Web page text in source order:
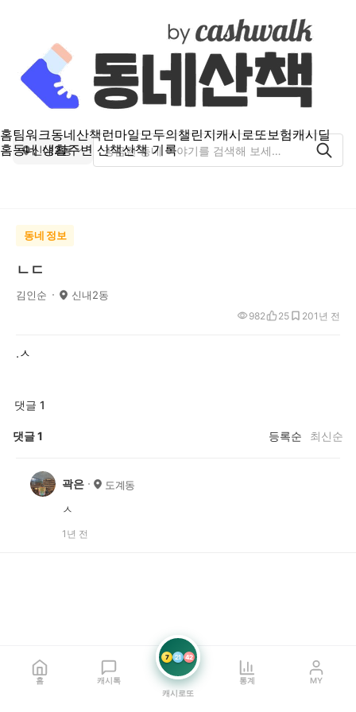
홈팀워크동네산책런마일모두의챌린지캐시로또보험캐시딜
홈동네 생활주변 산책산책 기록
신내2동
동네 정보
ㄴㄷ
김인순 신내2동
1년 전
982 25 20
.ㅅ
댓글 1
댓글1 등록순 최신순
곽은 도계동
ㅅ
1년 전
홈 캐시톡
7 21 42
캐시로또
통계 MY